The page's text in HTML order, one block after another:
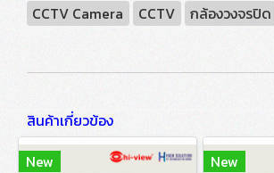
CCTV Camera
CCTV กล้องวงจรปิด
สินค้าเกี่ยวข้อง
New
New